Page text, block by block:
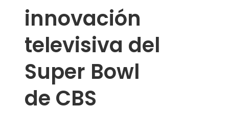
innovación
televisiva del
Super Bowl
de CBS